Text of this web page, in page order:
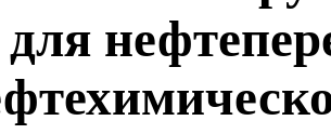
для